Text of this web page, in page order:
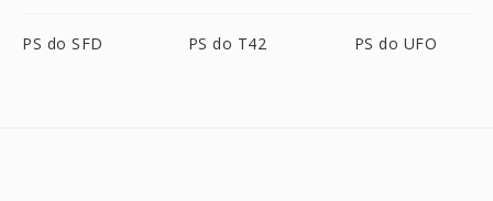
PS do SFD PS do T42 PS do UFO